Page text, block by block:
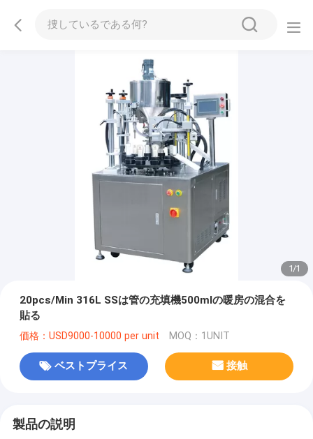
1/1
20pcs/Min 316L SSは管の充填機500mlの暖房の混合を
貼る
価格：USD9000-10000 per unit MOQ：1UNIT
ベストプライス 接触
製品の説明